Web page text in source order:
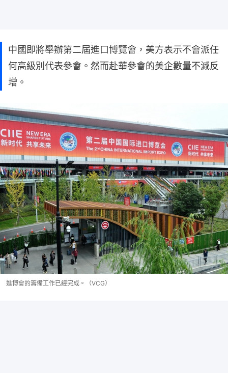
中國即將舉辦第二屆進口博覽會，美方表示不會派任
何高級別代表參會。然而赴華參會的美企數量不減反
增。
進博會的籌備工作已經完成。（VCG）